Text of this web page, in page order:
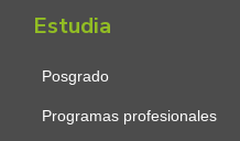
Estudia
Posgrado
Programas profesionales